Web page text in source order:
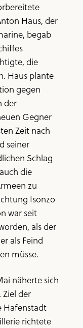
Haus, der
begab
die
Haus plante
gegen
der
Gegner
Zeit nach
seiner
Schlag
die
zu
Isonzo
war seit
als der
als Feind
müsse.
näherte sich
Ziel der
Hafenstadt
richtete